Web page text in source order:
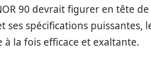
90 devrait figurer en tête
spécifications puissantes,
la fois efficace et exaltante.